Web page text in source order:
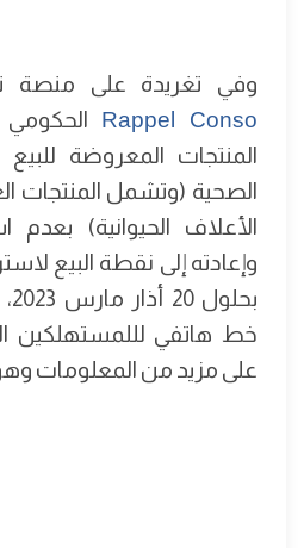
وفي تغريدة على منصة
Rappel Conso
المنتجات المعروضة
الصحية (وتشمل المنتجات
الأعلاف الحيوانية) بعدم
وإعادته إلى نقطة البيع
خط هاتفي لللمستهلكين
على مزيد من المعلومات وهو 09-70-80-91-